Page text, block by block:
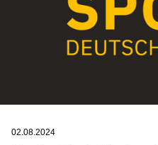
02.08.2024